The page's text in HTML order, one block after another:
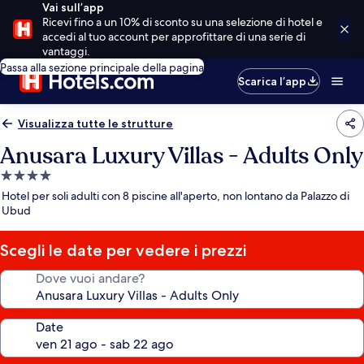
Vai sull’app
Ricevi fino a un 10% di sconto su una selezione di hotel e
accedi al tuo account per approfittare di una serie di
vantaggi.
Passa alla sezione principale della pagina
Scarica l’app
Visualizza tutte le strutture
Anusara Luxury Villas - Adults Only
Struttura
a
4.0
stelle
Hotel per soli adulti con 8 piscine all'aperto, non lontano da Palazzo di
Ubud
Scegli le date per vedere i prezzi
Dove vuoi andare?
Date